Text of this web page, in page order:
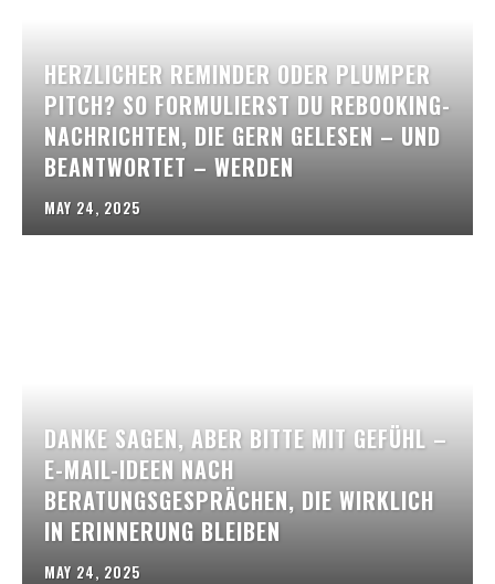
HERZLICHER REMINDER ODER PLUMPER
PITCH? SO FORMULIERST DU REBOOKING-
NACHRICHTEN, DIE GERN GELESEN – UND
BEANTWORTET – WERDEN
MAY 24, 2025
DANKE SAGEN, ABER BITTE MIT GEFÜHL –
E-MAIL-IDEEN NACH
BERATUNGSGESPRÄCHEN, DIE WIRKLICH
IN ERINNERUNG BLEIBEN
MAY 24, 2025